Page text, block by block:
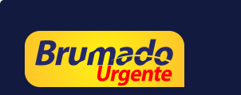
experiência. Ao continuar a navegar, você está
de acordo com isso.Saber mais.